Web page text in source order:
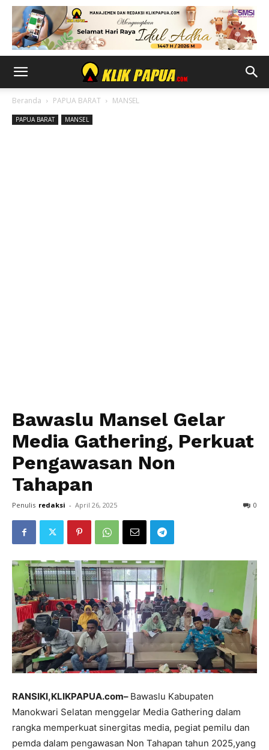
Beranda PAPUA BARAT MANSEL
PAPUA BARAT MANSEL
Bawaslu Mansel Gelar
Media Gathering, Perkuat
Pengawasan Non
Tahapan
Penulis redaksi - April 26, 2025 0
RANSIKI,KLIKPAPUA.com– Bawaslu Kabupaten
Manokwari Selatan menggelar Media Gathering dalam
rangka memperkuat sinergitas media, pegiat pemilu dan
pemda dalam pengawasan Non Tahapan tahun 2025,yang